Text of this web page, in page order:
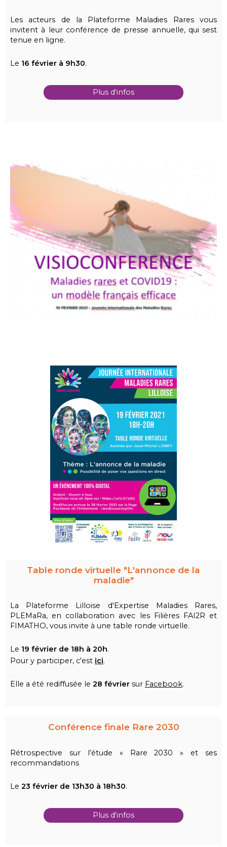
Les acteurs de la Plateforme Maladies Rares vous
invitent à leur conférence de presse annuelle, qui sest
tenue en ligne.
Le 16 février à 9h30.
Plus d'infos
Table ronde virtuelle "L'annonce de la
maladie"
La Plateforme Lilloise d'Expertise Maladies Rares,
PLEMaRa, en collaboration avec les Filières FAI2R et
FIMATHO, vous invite à une table ronde virtuelle.
Le 19 février de 18h à 20h.
Pour y participer, c'est ici.
Elle a été rediffusée le 28 février sur Facebook.
Conférence finale Rare 2030
Rétrospective sur l’étude « Rare 2030 » et ses
recommandations
Le 23 février de 13h30 à 18h30.
Plus d'infos